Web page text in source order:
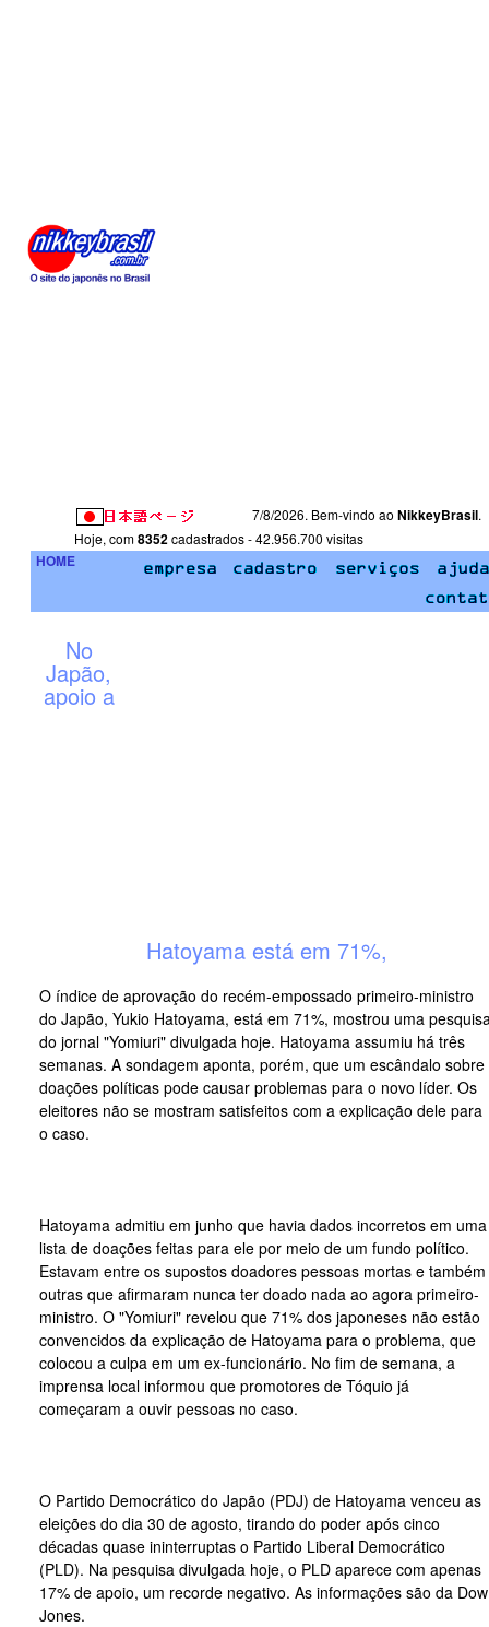
7/8/2026. Bem-vindo ao NikkeyBrasil.
Hoje, com8352cadastrados - 42.956.700 visitas
HOME
No
Japão,
apoio a
Hatoyama está em 71%,
O índice de aprovação do recém-empossado primeiro-ministro
do Japão, Yukio Hatoyama, está em 71%, mostrou uma
do jornal "Yomiuri" divulgada hoje. Hatoyama assumiu há três
semanas. A sondagem aponta, porém, que um escândalo sobre
doações políticas pode causar problemas para o novo líder. Os
eleitores não se mostram satisfeitos com a explicação dele para
o caso.
Hatoyama admitiu em junho que havia dados incorretos em uma
lista de doações feitas para ele por meio de um fundo político.
Estavam entre os supostos doadores pessoas mortas e também
outras que afirmaram nunca ter doado nada ao agora primeiro-
ministro. O "Yomiuri" revelou que 71% dos japoneses não estão
convencidos da explicação de Hatoyama para o problema, que
colocou a culpa em um ex-funcionário. No fim de semana, a
imprensa local informou que promotores de Tóquio já
começaram a ouvir pessoas no caso.
O Partido Democrático do Japão (PDJ) de Hatoyama venceu as
eleições do dia 30 de agosto, tirando do poder após cinco
décadas quase ininterruptas o Partido Liberal Democrático
(PLD). Na pesquisa divulgada hoje, o PLD aparece com apenas
17% de apoio, um recorde negativo. As informações são da Dow
Jones.